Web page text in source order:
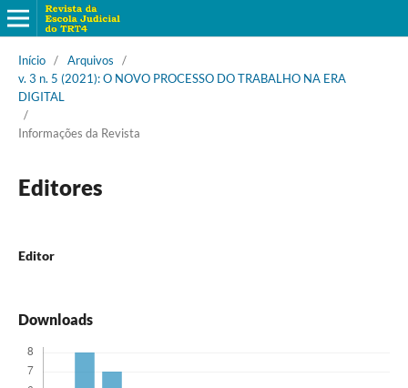
Início / Arquivos
/
v. 3 n. 5 (2021): O NOVO PROCESSO DO TRABALHO NA ERA
DIGITAL
/
Informações da Revista
Editores
Editor
Downloads